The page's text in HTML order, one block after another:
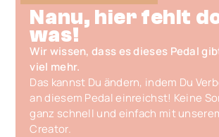
Nanu, hier fehlt
was!
Wir wissen, dass es dieses Pedal
viel mehr.
Das kannst Du ändern, indem Du
an diesem Pedal einreichst! Keine
ganz schnell und einfach mit
Creator.